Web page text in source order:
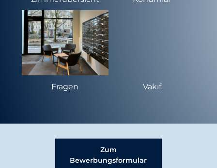
Fragen Vakıf
Zum
Bewerbungsformular